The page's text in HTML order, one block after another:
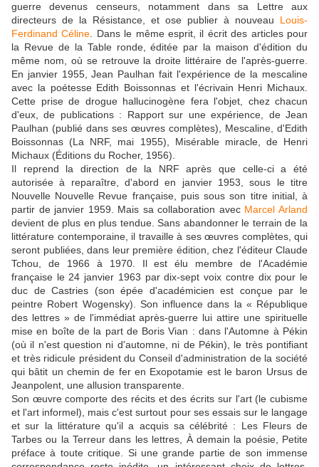
guerre devenus censeurs, notamment dans sa Lettre aux
directeurs de la Résistance, et ose publier à nouveau Louis-
Ferdinand Céline. Dans le même esprit, il écrit des articles pour
la Revue de la Table ronde, éditée par la maison d'édition du
même nom, où se retrouve la droite littéraire de l'après-guerre.
En janvier 1955, Jean Paulhan fait l'expérience de la mescaline
avec la poétesse Edith Boissonnas et l'écrivain Henri Michaux.
Cette prise de drogue hallucinogène fera l'objet, chez chacun
d'eux, de publications : Rapport sur une expérience, de Jean
Paulhan (publié dans ses œuvres complètes), Mescaline, d'Edith
Boissonnas (La NRF, mai 1955), Misérable miracle, de Henri
Michaux (Éditions du Rocher, 1956).
Il reprend la direction de la NRF après que celle-ci a été
autorisée à reparaître, d'abord en janvier 1953, sous le titre
Nouvelle Nouvelle Revue française, puis sous son titre initial, à
partir de janvier 1959. Mais sa collaboration avec Marcel Arland
devient de plus en plus tendue. Sans abandonner le terrain de la
littérature contemporaine, il travaille à ses œuvres complètes, qui
seront publiées, dans leur première édition, chez l'éditeur Claude
Tchou, de 1966 à 1970. Il est élu membre de l'Académie
française le 24 janvier 1963 par dix-sept voix contre dix pour le
duc de Castries (son épée d'académicien est conçue par le
peintre Robert Wogensky). Son influence dans la « République
des lettres » de l'immédiat après-guerre lui attire une spirituelle
mise en boîte de la part de Boris Vian : dans l'Automne à Pékin
(où il n'est question ni d'automne, ni de Pékin), le très pontifiant
et très ridicule président du Conseil d'administration de la société
qui bâtit un chemin de fer en Exopotamie est le baron Ursus de
Jeanpolent, une allusion transparente.
Son œuvre comporte des récits et des écrits sur l'art (le cubisme
et l'art informel), mais c'est surtout pour ses essais sur le langage
et sur la littérature qu'il a acquis sa célébrité : Les Fleurs de
Tarbes ou la Terreur dans les lettres, À demain la poésie, Petite
préface à toute critique. Si une grande partie de son immense